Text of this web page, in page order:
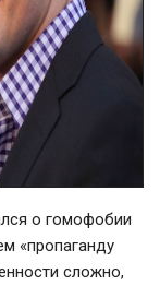
о гомофобии
«пропаганду
сложно,